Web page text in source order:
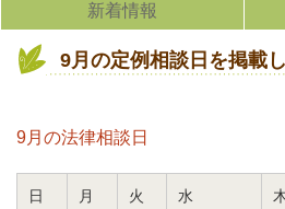
新着情報
9月の定例相談日を掲載
9月の法律相談日
日 月 火 水